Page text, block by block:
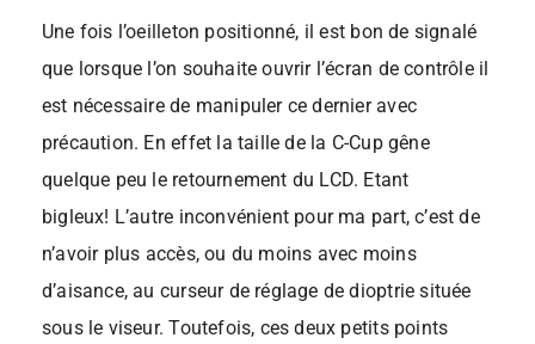
Une fois l’oeilleton positionné, il est bon de signalé
que lorsque l’on souhaite ouvrir l’écran de contrôle il
est nécessaire de manipuler ce dernier avec
précaution. En effet la taille de la C-Cup gêne
quelque peu le retournement du LCD. Etant
bigleux! L’autre inconvénient pour ma part, c’est de
n’avoir plus accès, ou du moins avec moins
d’aisance, au curseur de réglage de dioptrie située
sous le viseur. Toutefois, ces deux petits points